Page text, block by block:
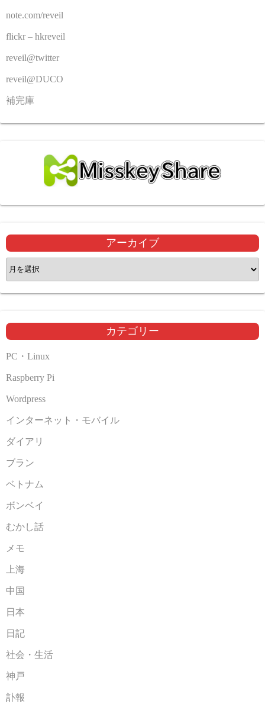
note.com/reveil
flickr – hkreveil
reveil@twitter
reveil@DUCO
補完庫
アーカイブ
ア
ー
カ
ブ
カテゴリー
PC・Linux
Raspberry Pi
Wordpress
インターネット・モバイル
ダイアリ
ブラン
ベトナム
ボンベイ
むかし話
メモ
上海
中国
日本
日記
社会・生活
神戸
訃報